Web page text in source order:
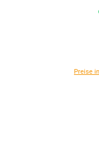
Preise